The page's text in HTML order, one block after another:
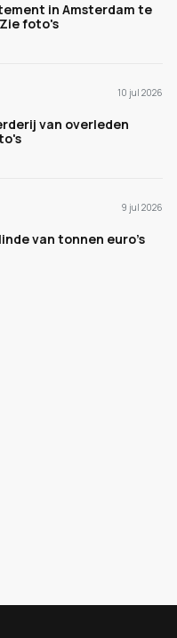
in Amsterdam te
foto's
10 jul 2026
van overleden
9 jul 2026
van tonnen euro's